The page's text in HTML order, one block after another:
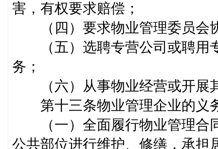
害，有权要求赔偿；
（四）要求物业管理委员
（五）选聘专营公司或聘用
务；
（六）从事物业经营或开展
第十三条物业管理企业的
（一）全面履行物业管理合
公共部位进行维护、修缮，承担